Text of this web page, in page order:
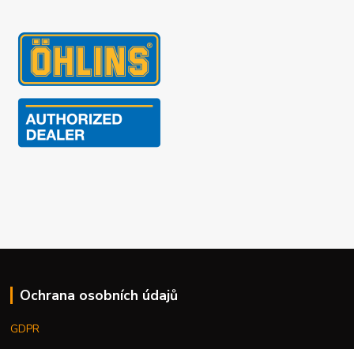
Ochrana osobních údajů
GDPR